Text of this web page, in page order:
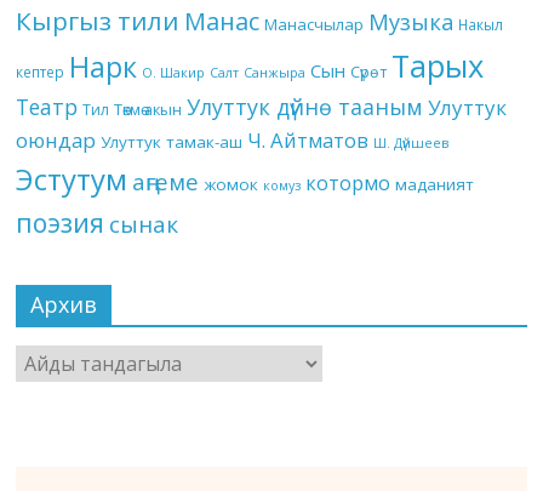
Кыргыз тили Манас Манасчылар Музыка Накыл
кептер Нарк О. Шакир Салт Санжыра Сын Сүрөт Тарых
Театр Тил Төкмө акын Улуттук дүйнө тааным Улуттук
оюндар Улуттук тамак-аш Ч. Айтматов Ш. Дүйшеев
Эстутум аңгеме жомок комуз котормо маданият
поэзия сынак
Архив
Архив